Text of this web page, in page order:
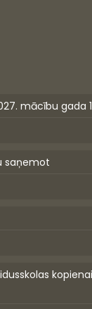
mācību gada
saņemot